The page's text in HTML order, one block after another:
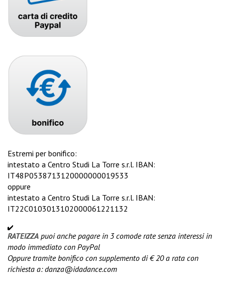
Estremi per bonifico:
intestato a Centro Studi La Torre s.r.l. IBAN:
IT48P0538713120000000019533
oppure
intestato a Centro Studi La Torre s.r.l. IBAN:
IT22C0103013102000061221132
RATEIZZA puoi anche pagare in 3 comode rate senza interessi in
modo immediato con PayPal
Oppure tramite bonifico con supplemento di € 20 a rata con
richiesta a:danza@idadance.com